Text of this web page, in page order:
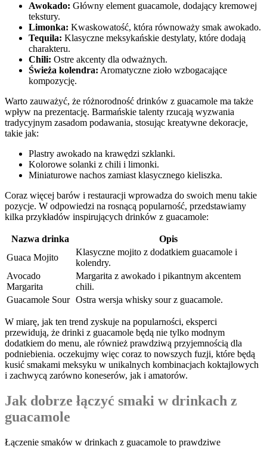
Awokado: Główny element‍ guacamole, dodający ​kremowej
‌tekstury.
Limonka: Kwaskowatość, która równoważy smak awokado.
Tequila: ​Klasyczne meksykańskie destylaty, które⁣ dodają
charakteru.
Chili: Ostre akcenty ⁤dla odważnych.
Świeża kolendra: Aromatyczne zioło wzbogacające
⁢kompozycję.
Warto zauważyć, że różnorodność‌ drinków z guacamole ma także
wpływ na prezentację. Barmańskie‌ talenty rzucają wyzwania
tradycyjnym zasadom podawania, stosując‌ kreatywne‍ dekoracje,
⁣takie ⁣jak:
Plastry awokado ‌na krawędzi szklanki.
Kolorowe solanki⁤ z chili i limonki.
Miniaturowe nachos ‍zamiast klasycznego kieliszka.
Coraz ⁣więcej barów i restauracji wprowadza do⁢ swoich menu takie⁢
pozycje. W odpowiedzi na rosnącą‌ popularność, przedstawiamy
⁤kilka przykładów ​inspirujących drinków z ‍guacamole:
Nazwa drinka
Opis
Guaca Mojito
Klasyczne mojito z dodatkiem guacamole i
kolendry.
Avocado⁢
Margarita
Margarita z awokado i​ pikantnym‌ akcentem
chili.
Guacamole Sour Ostra ‌wersja whisky sour ⁣z guacamole.
W miarę, jak⁣ ten trend zyskuje na⁣ popularności, eksperci ​
przewidują, że⁢ drinki ‍z‍ guacamole będą ⁤nie tylko⁤ modnym
dodatkiem do menu, ale​ również ‌prawdziwą przyjemnością dla
⁤podniebienia. oczekujmy więc⁤ coraz to⁣ nowszych fuzji, które będą
kusić​ smakami ‌meksyku w⁢ unikalnych kombinacjach koktajlowych
i zachwycą zarówno ‌koneserów, jak i⁣ amatorów.
Jak dobrze łączyć smaki w drinkach z
guacamole
Łączenie smaków ⁣w drinkach z guacamole to ​prawdziwe